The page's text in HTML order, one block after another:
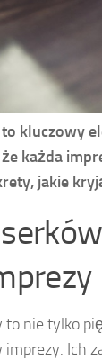
kluczowy
każda
jakie
to nie tylko
Ich